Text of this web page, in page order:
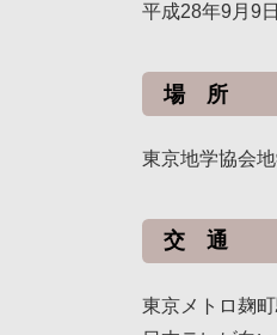
平成28年9月9
場 所
東京地学協会
交 通
東京メトロ麹